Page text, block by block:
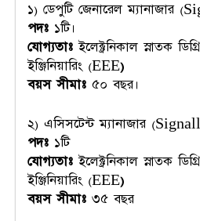
১) ডেপুটি জেনারেল ম্যানাজার
পদঃ ১টি।
যোগ্যতাঃইলেক্ট্রনিকাল স্নাতক
ইঞ্জিনিয়ারিং (EEE)
বয়স সীমাঃ ৫০ বছর।
২) এসিসটেন্ট ম্যানাজার
পদঃ ১টি
যোগ্যতাঃ ইলেক্ট্রনিকাল স্নাতক
ইঞ্জিনিয়ারিং (EEE)
বয়স সীমাঃ ৩৫ বছর